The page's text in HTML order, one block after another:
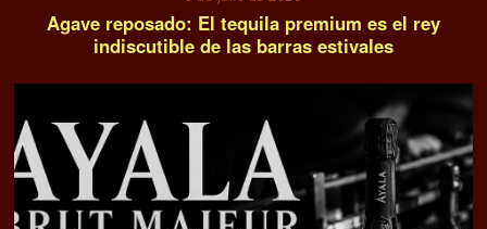
Agave reposado: El tequila premium es el rey
indiscutible de las barras estivales